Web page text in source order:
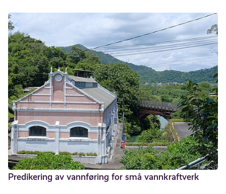
Predikering av vannføring for små vannkraftverk